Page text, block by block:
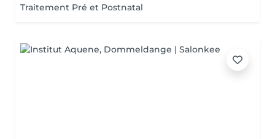
Traitement Pré et Postnatal